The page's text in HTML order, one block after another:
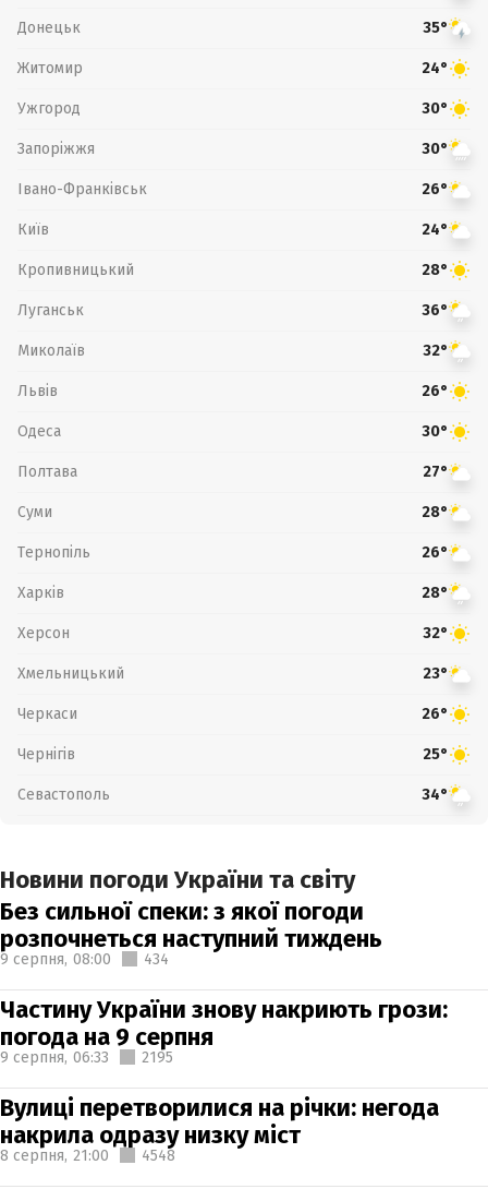
Донецьк 35°
Житомир 24°
Ужгород 30°
Запоріжжя 30°
Івано-Франківськ 26°
Київ 24°
Кропивницький 28°
Луганськ 36°
Миколаїв 32°
Львів 26°
Одеса 30°
Полтава 27°
Суми 28°
Тернопіль 26°
Харків 28°
Херсон 32°
Хмельницький 23°
Черкаси 26°
Чернігів 25°
Севастополь 34°
Новини погоди України та світу
Без сильної спеки: з якої погоди
розпочнеться наступний тиждень
9 серпня, 08:00 434
Частину України знову накриють грози:
погода на 9 серпня
9 серпня, 06:33 2195
Вулиці перетворилися на річки: негода
накрила одразу низку міст
8 серпня, 21:00 4548